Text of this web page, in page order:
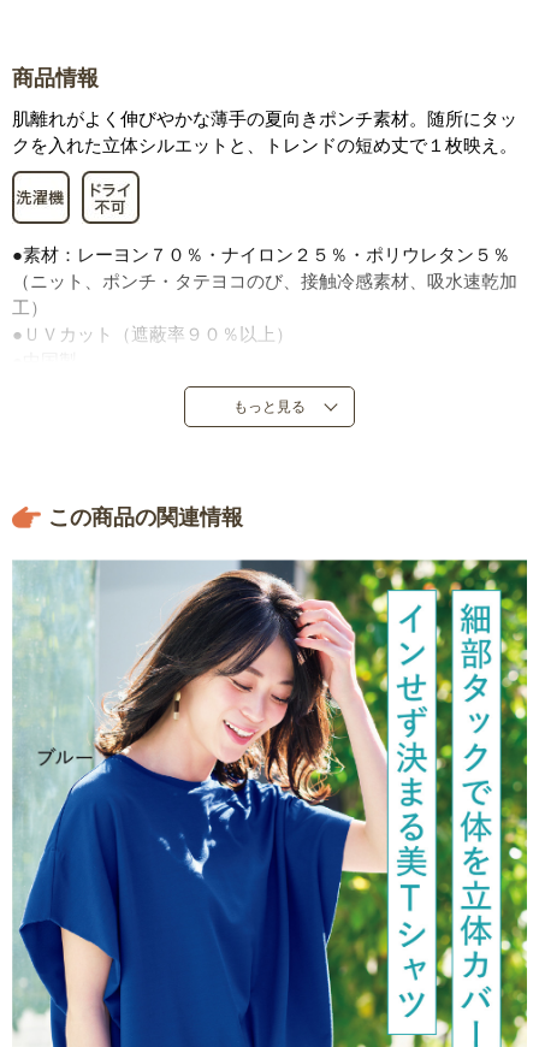
商品情報
肌離れがよく伸びやかな薄手の夏向きポンチ素材。随所にタッ
クを入れた立体シルエットと、トレンドの短め丈で１枚映え。
●素材：レーヨン７０％・ナイロン２５％・ポリウレタン５％
（ニット、ポンチ・タテヨコのび、接触冷感素材、吸水速乾加
工）
●ＵＶカット（遮蔽率９０％以上）
※前後の丈に差があるデザインです。
もっと見る
この商品の関連情報